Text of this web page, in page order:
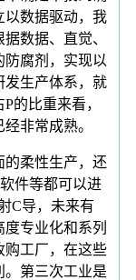
以数据驱动，我
数据、直觉、
防腐剂，实现以
发生产体系，就
的比重来看，
非常成熟。
柔性生产，还
件等都可以进
C导，未来有
专业化和系列
购工厂，在这些
。第三次工业是